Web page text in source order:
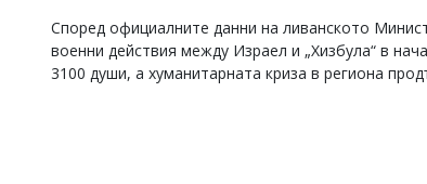
Според официалните данни на ливанското
военни действия между Израел и „Хизбула“ в
3100 души, а хуманитарната криза в региона